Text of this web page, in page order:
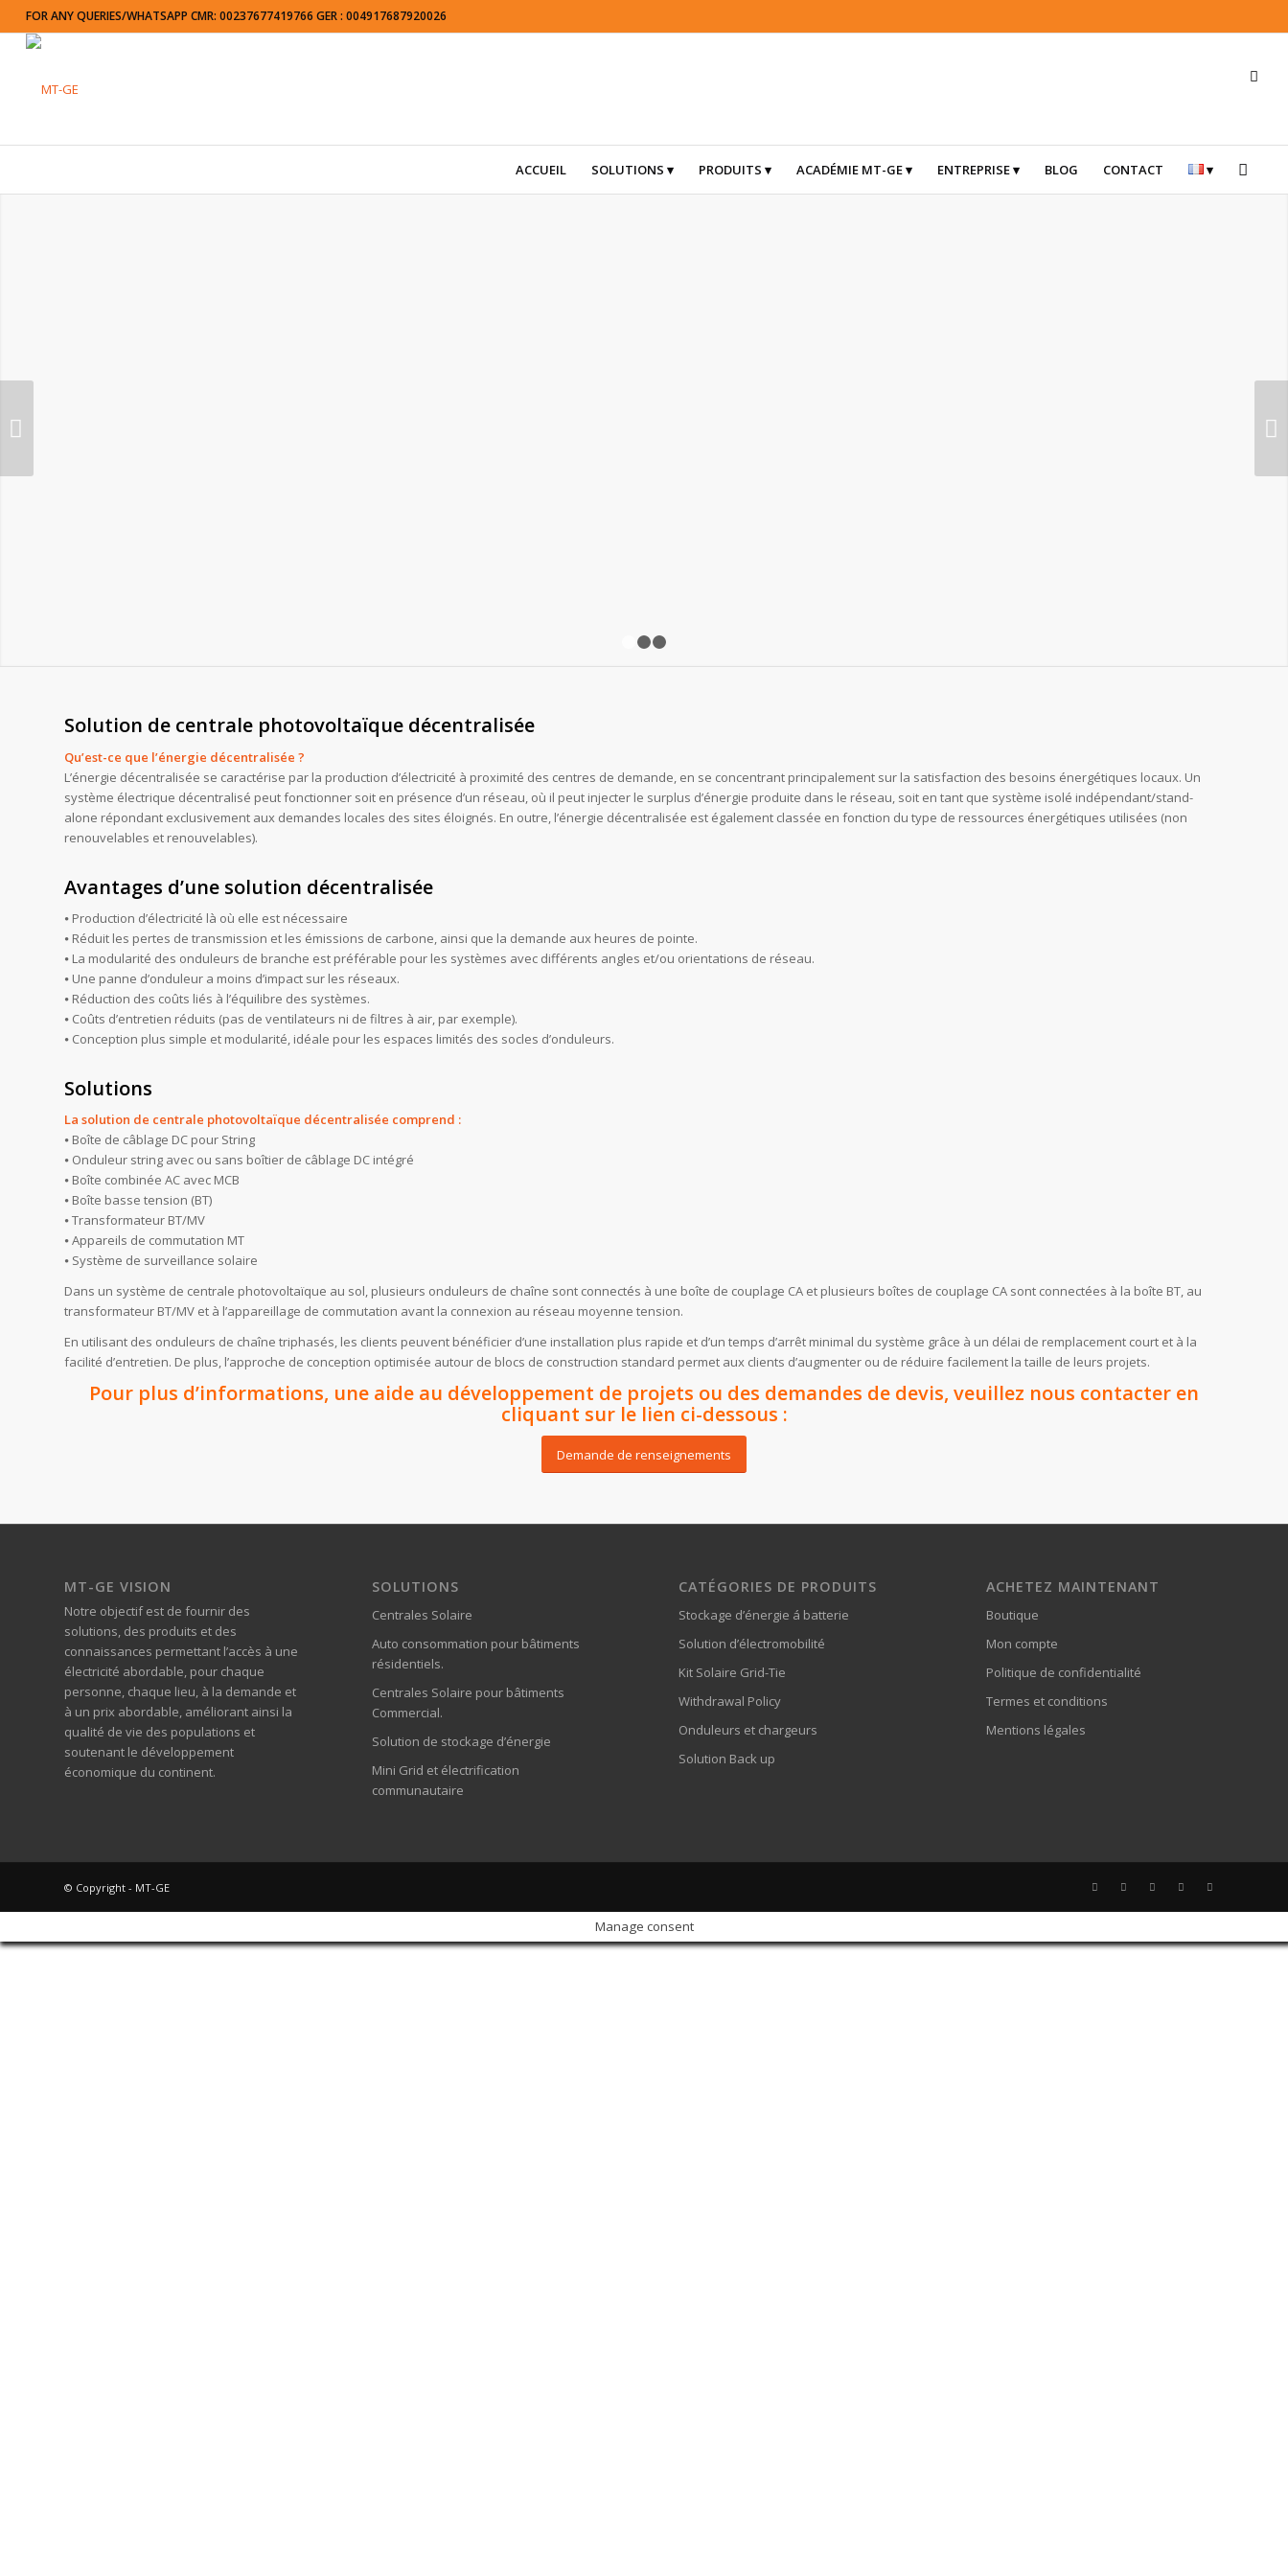
FOR ANY QUERIES/WHATSAPP CMR: 00237677419766 GER : 004917687920026
ACCUEIL SOLUTIONS PRODUITS ACADÉMIE MT-GE ENTREPRISE BLOG CONTACT
Solution de centrale photovoltaïque décentralisée
Qu’est-ce que l’énergie décentralisée ?
L’énergie décentralisée se caractérise par la production d’électricité à proximité des centres de demande, en se concentrant principalement sur la satisfaction des besoins énergétiques locaux. Un
système électrique décentralisé peut fonctionner soit en présence d’un réseau, où il peut injecter le surplus d’énergie produite dans le réseau, soit en tant que système isolé indépendant/stand-
alone répondant exclusivement aux demandes locales des sites éloignés. En outre, l’énergie décentralisée est également classée en fonction du type de ressources énergétiques utilisées (non
renouvelables et renouvelables).
Avantages d’une solution décentralisée
⦁ Production d’électricité là où elle est nécessaire
⦁ Réduit les pertes de transmission et les émissions de carbone, ainsi que la demande aux heures de pointe.
⦁ La modularité des onduleurs de branche est préférable pour les systèmes avec différents angles et/ou orientations de réseau.
⦁ Une panne d’onduleur a moins d’impact sur les réseaux.
⦁ Réduction des coûts liés à l’équilibre des systèmes.
⦁ Coûts d’entretien réduits (pas de ventilateurs ni de filtres à air, par exemple).
⦁ Conception plus simple et modularité, idéale pour les espaces limités des socles d’onduleurs.
Solutions
La solution de centrale photovoltaïque décentralisée comprend :
⦁ Boîte de câblage DC pour String
⦁ Onduleur string avec ou sans boîtier de câblage DC intégré
⦁ Boîte combinée AC avec MCB
⦁ Boîte basse tension (BT)
⦁ Transformateur BT/MV
⦁ Appareils de commutation MT
⦁ Système de surveillance solaire
Dans un système de centrale photovoltaïque au sol, plusieurs onduleurs de chaîne sont connectés à une boîte de couplage CA et plusieurs boîtes de couplage CA sont connectées à la boîte BT, au
transformateur BT/MV et à l’appareillage de commutation avant la connexion au réseau moyenne tension.
En utilisant des onduleurs de chaîne triphasés, les clients peuvent bénéficier d’une installation plus rapide et d’un temps d’arrêt minimal du système grâce à un délai de remplacement court et à la
facilité d’entretien. De plus, l’approche de conception optimisée autour de blocs de construction standard permet aux clients d’augmenter ou de réduire facilement la taille de leurs projets.
Pour plus d’informations, une aide au développement de projets ou des demandes de devis, veuillez nous contacter en
cliquant sur le lien ci-dessous :
Demande de renseignements
MT-GE VISION
Notre objectif est de fournir des
solutions, des produits et des
connaissances permettant l’accès à une
électricité abordable, pour chaque
personne, chaque lieu, à la demande et
à un prix abordable, améliorant ainsi la
qualité de vie des populations et
soutenant le développement
économique du continent.
SOLUTIONS
Centrales Solaire
Auto consommation pour bâtiments
résidentiels.
Centrales Solaire pour bâtiments
Commercial.
Solution de stockage d’énergie
Mini Grid et électrification
communautaire
CATÉGORIES DE PRODUITS
Stockage d’énergie á batterie
Solution d’électromobilité
Kit Solaire Grid-Tie
Withdrawal Policy
Onduleurs et chargeurs
Solution Back up
ACHETEZ MAINTENANT
Boutique
Mon compte
Politique de confidentialité
Termes et conditions
Mentions légales
© Copyright - MT-GE
Manage consent
Sign In